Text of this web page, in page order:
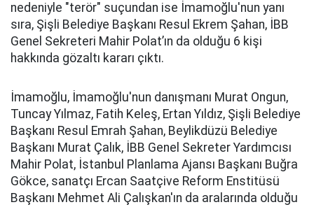
nedeniyle "terör" suçundan ise İmamoğlu'nun yanı
sıra, Şişli Belediye Başkanı Resul Ekrem Şahan, İBB
Genel Sekreteri Mahir Polat’ın da olduğu 6 kişi
hakkında gözaltı kararı çıktı.
İmamoğlu, İmamoğlu'nun danışmanı Murat Ongun,
Tuncay Yılmaz, Fatih Keleş, Ertan Yıldız, Şişli Belediye
Başkanı Resul Emrah Şahan, Beylikdüzü Belediye
Başkanı Murat Çalık, İBB Genel Sekreter Yardımcısı
Mahir Polat, İstanbul Planlama Ajansı Başkanı Buğra
Gökce, sanatçı Ercan Saatçive Reform Enstitüsü
Başkanı Mehmet Ali Çalışkan'ın da aralarında olduğu